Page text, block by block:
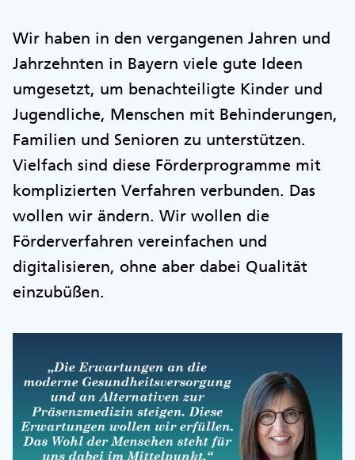
Wir haben in den vergangenen Jahren und
Jahrzehnten in Bayern viele gute Ideen
umgesetzt, um benachteiligte Kinder und
Jugendliche, Menschen mit Behinderungen,
Familien und Senioren zu unterstützen.
Vielfach sind diese Förderprogramme mit
komplizierten Verfahren verbunden. Das
wollen wir ändern. Wir wollen die
Förderverfahren vereinfachen und
digitalisieren, ohne aber dabei Qualität
einzubüßen.